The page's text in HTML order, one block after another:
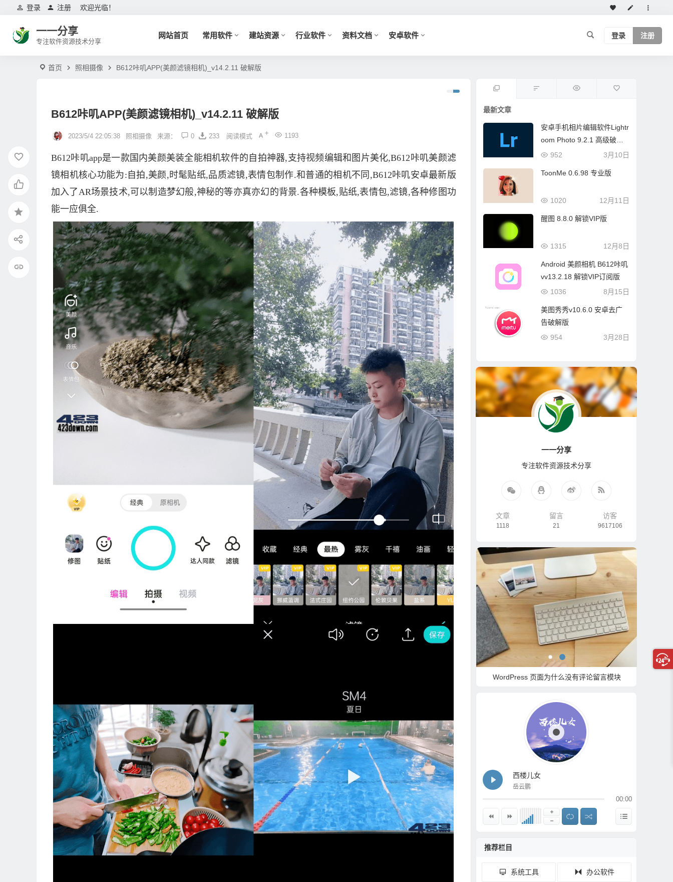
欢迎光临！
登录 注册
一一分享
专注软件资源技术分享
网站首页 常用软件 建站资源 行业软件 资料文档 安卓软件 登录 注册
首页 照相摄像 B612咔叽APP(美颜滤镜相机)_v14.2.11 破解版
B612咔叽APP(美颜滤镜相机)_v14.2.11 破解版
2023/5/4 22:05:38 照相摄像 来源： 0 233 1193
阅读模式
B612咔叽app是一款国内美颜美装全能相机软件的自拍神器,支持视频编辑和图片美化,B612咔叽美颜滤
镜相机核心功能为:自拍,美颜,时髦贴纸,品质滤镜,表情包制作.和普通的相机不同,B612咔叽安卓最新版
加入了AR场景技术,可以制造梦幻般,神秘的等亦真亦幻的背景.各种模板,贴纸,表情包,滤镜,各种修图功
能一应俱全.
最新文章
安卓手机相片编辑软件Lightr
oom Photo 9.2.1 高级破解
版
3月10日
952
ToonMe 0.6.98 专业版
12月11日
1020
醒图 8.8.0 解锁VIP版
12月8日
1315
Android 美颜相机 B612咔叽
vv13.2.18 解锁VIP订阅版
8月15日
1036
美图秀秀v10.6.0 安卓去广
告破解版
3月28日
954
一一分享
专注软件资源技术分享
文章
1118
留言
21
访客
9617106
WordPress 页面为什么没有评论留言模块
自定义 WordPress 登录以回复链接及文字
西楼儿女
岳云鹏
00:00
推荐栏目
系统工具 办公软件